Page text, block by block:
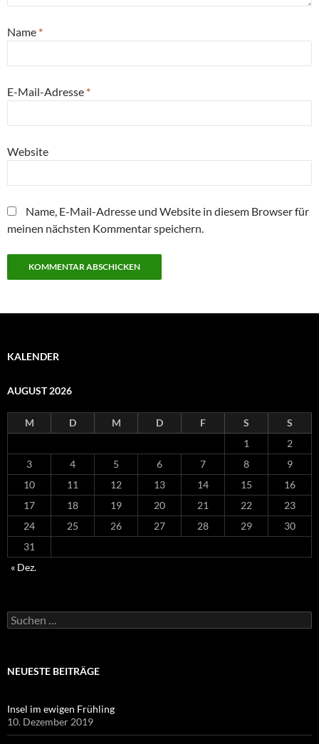
Name *
E-Mail-Adresse *
Website
Name, E-Mail-Adresse und Website in diesem Browser für
meinen nächsten Kommentar speichern.
KALENDER
AUGUST 2026
M D M D F S
S
1
2
3
4 5 6 7 8
9
10
11 12 13 14 15
16
17
18 19 20 21 22
23
24
25 26 27 28 29
30
31
« Dez.
Suchen
nach:
NEUESTE BEITRÄGE
Insel im ewigen Frühling
10. Dezember 2019